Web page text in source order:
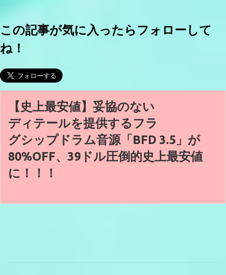
この記事が気に入ったらフォローして
ね！
【史上最安値】妥協のない
ディテールを提供するフラ
グシップドラム音源「BFD 3.5」が
80%OFF、39ドル圧倒的史上最安値
に！！！